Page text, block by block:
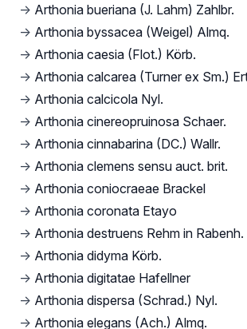
→ Arthonia bueriana (J. Lahm) Zahlbr.
→ Arthonia byssacea (Weigel) Almq.
→ Arthonia caesia (Flot.) Körb.
→ Arthonia calcarea (Turner ex Sm.)
→ Arthonia calcicola Nyl.
→ Arthonia cinereopruinosa Schaer.
→ Arthonia cinnabarina (DC.) Wallr.
→ Arthonia clemens sensu auct. brit.
→ Arthonia coniocraeae Brackel
→ Arthonia coronata Etayo
→ Arthonia destruens Rehm in Rabenh.
→ Arthonia didyma Körb.
→ Arthonia digitatae Hafellner
→ Arthonia dispersa (Schrad.) Nyl.
→ Arthonia elegans (Ach.) Almq.